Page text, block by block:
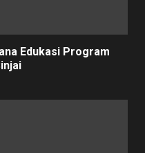
Edukasi Program